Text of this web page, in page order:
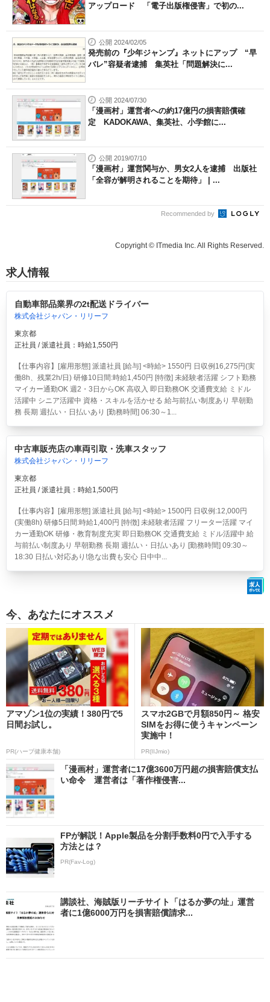
アップロード 「電子出版権侵害」で初の...
公開 2024/02/05
発売前の『少年ジャンプ』ネットにアップ “早
バレ”容疑者逮捕 集英社「問題解決に...
公開 2024/07/30
「漫画村」運営者への約17億円の損害賠償確
定 KADOKAWA、集英社、小学館に...
公開 2019/07/10
「漫画村」運営関与か、男女2人を逮捕 出版社
「全容が解明されることを期待」 | ...
Recommended by
Copyright © ITmedia Inc. All Rights Reserved.
求人情報
自動車部品業界の2t配送ドライバー
株式会社ジャパン・リリーフ
東京都
正社員 / 派遣社員：時給1,550円
【仕事内容】[雇用形態] 派遣社員 [給与] <時給> 1550円 日収例16,275円(実
働8h、残業2h/日) 研修10日間:時給1,450円 [特徴] 未経験者活躍 シフト勤務
マイカー通勤OK 週2・3日からOK 高収入 即日勤務OK 交通費支給 ミドル
活躍中 シニア活躍中 資格・スキルを活かせる 給与前払い制度あり 早朝勤
務 長期 週払い・日払いあり [勤務時間] 06:30～1...
中古車販売店の車両引取・洗車スタッフ
株式会社ジャパン・リリーフ
東京都
正社員 / 派遣社員：時給1,500円
【仕事内容】[雇用形態] 派遣社員 [給与] <時給> 1500円 日収例:12,000円
(実働8h) 研修5日間:時給1,400円 [特徴] 未経験者活躍 フリーター活躍 マイ
カー通勤OK 研修・教育制度充実 即日勤務OK 交通費支給 ミドル活躍中 給
与前払い制度あり 早朝勤務 長期 週払い・日払いあり [勤務時間] 09:30～
18:30 日払い対応あり!急な出費も安心 日中中...
今、あなたにオススメ
アマゾン1位の実績！380円で5
日間お試し。
PR(ハーブ健康本舗)
スマホ2GBで月額850円～ 格安
SIMをお得に使うキャンペーン
実施中！
PR(IIJmio)
「漫画村」運営者に17億3600万円超の損害賠償支払
い命令 運営者は「著作権侵害...
FPが解説！Apple製品を分割手数料0円で入手する
方法とは？
PR(Fav-Log)
講談社、海賊版リーチサイト「はるか夢の址」運営
者に1億6000万円を損害賠償請求...